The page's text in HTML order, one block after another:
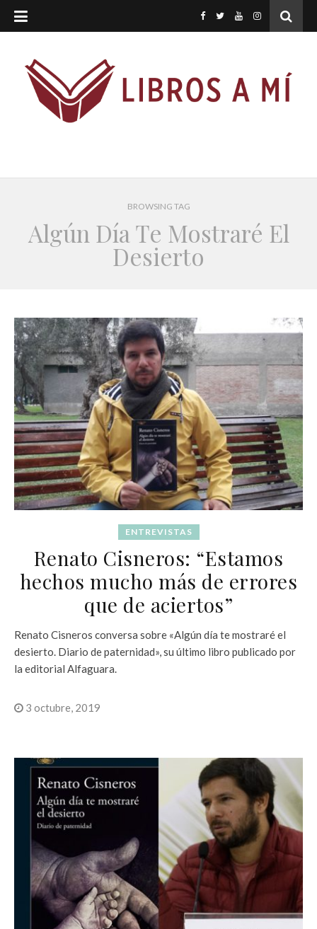
BROWSING TAG
Algún Día Te Mostraré El
Desierto
ENTREVISTAS
Renato Cisneros: “Estamos
hechos mucho más de errores
que de aciertos”
Renato Cisneros conversa sobre «Algún día te mostraré el
desierto. Diario de paternidad», su último libro publicado por
la editorial Alfaguara.
3 octubre, 2019